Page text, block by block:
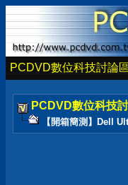
PCDVD數位科技討論
PCDVD數位科技
【開箱簡測】Dell